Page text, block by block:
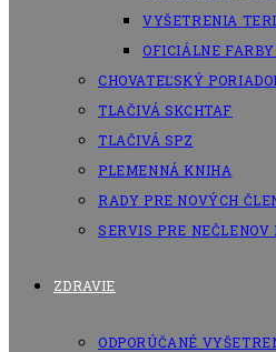
VYŠETRENIA
OFICIÁLNE
CHOVATEĽSKÝ
TLAČIVÁ SKCHTAF
TLAČIVÁ SPZ
PLEMENNÁ KNIHA
RADY PRE NOVÝCH
SERVIS PRE NEČLENOV
ZDRAVIE
ODPORÚČANÉ